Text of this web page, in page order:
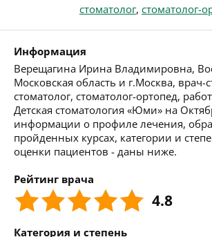
стоматолог, стоматолог-
Информация
Верещагина Ирина Владимировна,
Московская область и г.Москва, врач-
стоматолог, стоматолог-ортопед,
Детская стоматология «Юми» на
информации о профиле лечения,
пройденных курсах, категории и
оценки пациентов - даны ниже.
Рейтинг врача
4.8
Категория и степень